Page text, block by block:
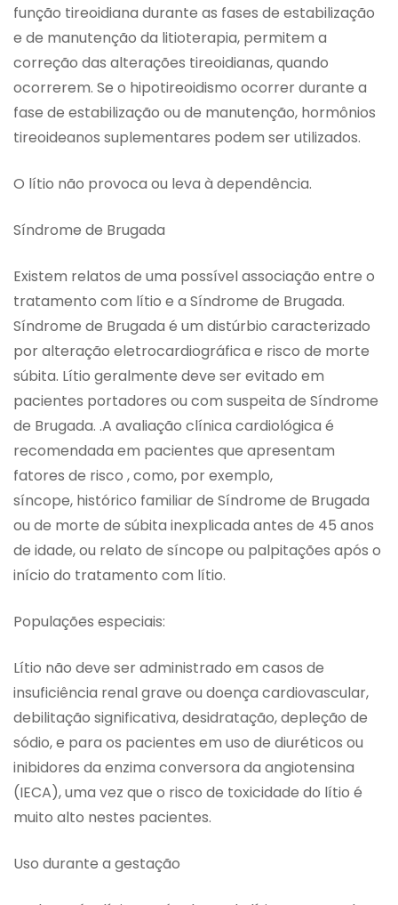
função tireoidiana durante as fases de estabilização
e de manutenção da litioterapia, permitem a
correção das alterações tireoidianas, quando
ocorrerem. Se o hipotireoidismo ocorrer durante a
fase de estabilização ou de manutenção, hormônios
tireoideanos suplementares podem ser utilizados.
O lítio não provoca ou leva à dependência.
Síndrome de Brugada
Existem relatos de uma possível associação entre o
tratamento com lítio e a Síndrome de Brugada.
Síndrome de Brugada é um distúrbio caracterizado
por alteração eletrocardiográfica e risco de morte
súbita. Lítio geralmente deve ser evitado em
pacientes portadores ou com suspeita de Síndrome
de Brugada. .A avaliação clínica cardiológica é
recomendada em pacientes que apresentam
fatores de risco , como, por exemplo,
síncope, histórico familiar de Síndrome de Brugada
ou de morte de súbita inexplicada antes de 45 anos
de idade, ou relato de síncope ou palpitações após o
início do tratamento com lítio.
Populações especiais:
Lítio não deve ser administrado em casos de
insuficiência renal grave ou doença cardiovascular,
debilitação significativa, desidratação, depleção de
sódio, e para os pacientes em uso de diuréticos ou
inibidores da enzima conversora da angiotensina
(IECA), uma vez que o risco de toxicidade do lítio é
muito alto nestes pacientes.
Uso durante a gestação